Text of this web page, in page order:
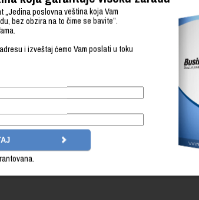
„Jedina poslovna veština koja Vam
bez obzira na to čime se bavite”.
i izveštaj ćemo Vam poslati u toku
Liderstvo
Planiranje i selekcija ljudskih resursa
Odnosi s javnošću u kriznim situacijama